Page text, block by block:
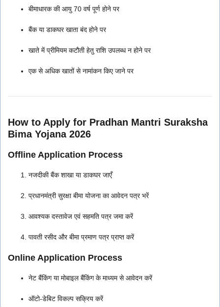
बीमाधारक की आयु 70 वर्ष पूर्ण होने पर
बैंक या डाकघर खाता बंद होने पर
खाते में प्रीमियम कटौती हेतु राशि उपलब्ध न होने पर
एक से अधिक खातों से नामांकन किए जाने पर
How to Apply for Pradhan Mantri Suraksha
Bima Yojana 2026
Offline Application Process
नजदीकी बैंक शाखा या डाकघर जाएँ
प्रधानमंत्री सुरक्षा बीमा योजना का आवेदन पत्र भरें
आवश्यक दस्तावेज एवं सहमति पत्र जमा करें
पावती रसीद और बीमा प्रमाण पत्र प्राप्त करें
Online Application Process
नेट बैंकिंग या मोबाइल बैंकिंग के माध्यम से आवेदन करें
ऑटो-डेबिट विकल्प सक्रिय करें